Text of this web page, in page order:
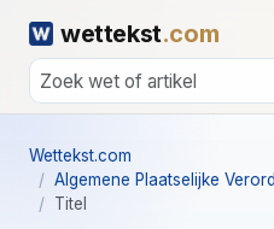
wettekst.com
Wettekst.com
Algemene Plaatselijke
Titel